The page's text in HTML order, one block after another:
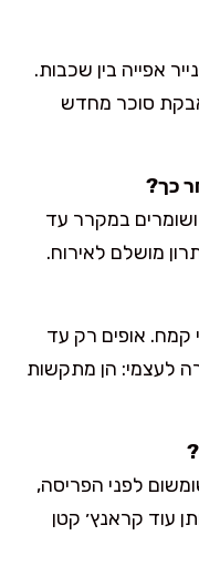
אפייה בין שכבות.
סוכר מחדש
כך?
ושומרים במקרר עד
מושלם לאירוח.
קמח. אופים רק עד
לעצמי: הן מתקשות
לפני הפריסה,
עוד קראנץ׳ קטן